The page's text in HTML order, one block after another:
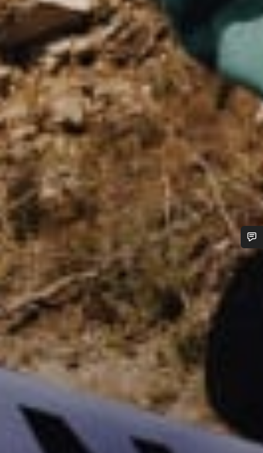
¿Necesitas ayuda?
Nuestros expertos estarán encantados de responder a tus
preguntas.
Abrir chat
Cerrar